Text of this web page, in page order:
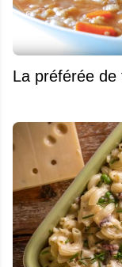
La préférée de